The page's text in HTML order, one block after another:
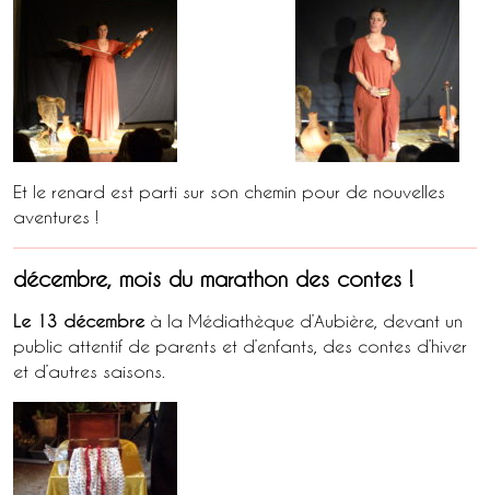
Et le renard est parti sur son chemin pour de nouvelles
aventures !
décembre, mois du marathon des contes !
Le 13 décembreà la Médiathèque d’Aubière, devant un
public attentif de parents et d’enfants, des contes d’hiver
et d’autres saisons.